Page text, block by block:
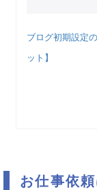
ブログ初期設定
ット】
お仕事依